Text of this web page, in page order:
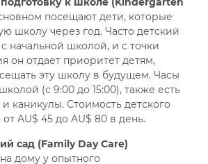
посещают дети, которые
школу через год. Часто детский
начальной школой, и с точки
он отдает приоритет детям,
эту школу в будущем. Часы
(с 9:00 до 15:00), также есть
каникулы. Стоимость детского
AU$ 45 до AU$ 80 в день.
сад (Family Day Care)
дому у опытного